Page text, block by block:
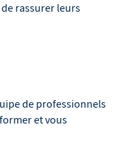
rassurer leurs
de professionnels
et vous